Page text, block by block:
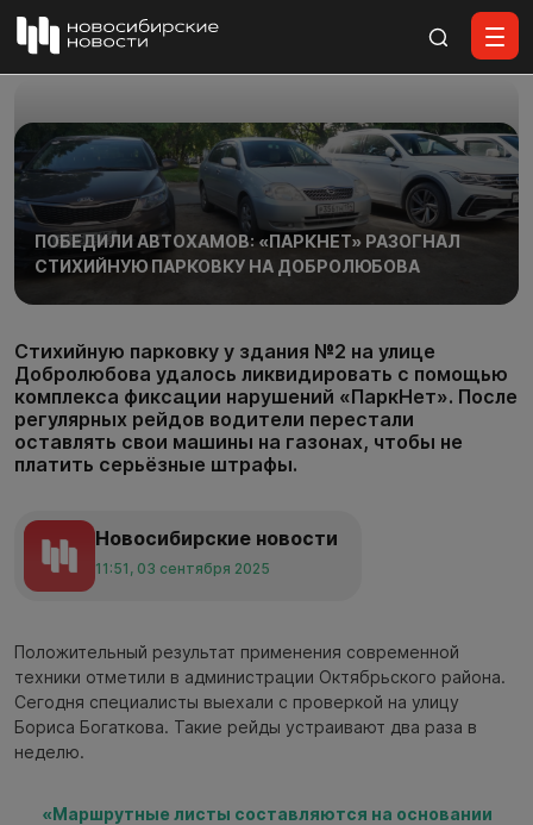
ПОБЕДИЛИ АВТОХАМОВ: «ПАРКНЕТ» РАЗОГНАЛ
СТИХИЙНУЮ ПАРКОВКУ НА ДОБРОЛЮБОВА
Стихийную парковку у здания №2 на улице
Добролюбова удалось ликвидировать с помощью
комплекса фиксации нарушений «ПаркНет». После
регулярных рейдов водители перестали
оставлять свои машины на газонах, чтобы не
платить серьёзные штрафы.
Новосибирские новости
11:51, 03 сентября 2025
Положительный результат применения современной
техники отметили в администрации Октябрьского района.
Сегодня специалисты выехали с проверкой на улицу
Бориса Богаткова. Такие рейды устраивают два раза в
неделю.
«Маршрутные листы составляются на основании